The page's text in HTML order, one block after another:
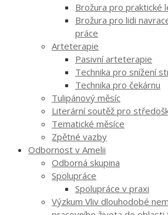
Brožura pro praktické
Brožura pro lidi
práce
Arteterapie
Pasivní arteterapie
Technika pro snížení
Technika pro čekárnu
Tulipánový měsíc
Literární soutěž pro
Tematické měsíce
Zpětné vazby
Odbornost v Amelii
Odborná skupina
Spolupráce
Spolupráce v praxi
Výzkum Vliv dlouhodobé